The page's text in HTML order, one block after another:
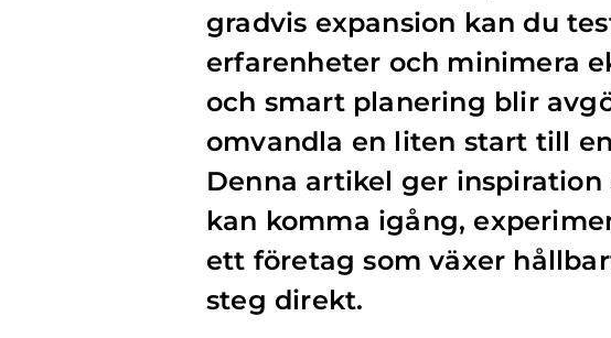
gradvis expansion kan du
erfarenheter och minimera
och smart planering blir
omvandla en liten start till
Denna artikel ger
kan komma igång,
ett företag som växer
steg direkt.